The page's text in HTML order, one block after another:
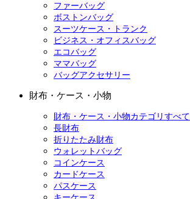
ファーバッグ
ボストンバッグ
スーツケース・トランク
ビジネス・オフィスバッグ
エコバッグ
ママバッグ
バッグアクセサリー
財布・ケース・小物
財布・ケース・小物カテゴリすべて
長財布
折りたたみ財布
ウォレットバッグ
コインケース
カードケース
パスケース